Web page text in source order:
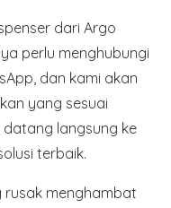
dari Argo
perlu menghubungi
dan kami akan
yang sesuai
datang langsung ke
terbaik.
menghambat